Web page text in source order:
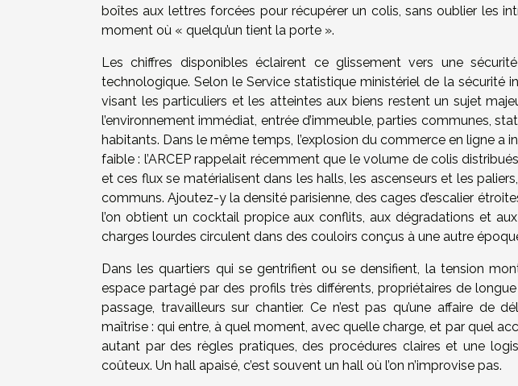
boîtes aux lettres forcées pour récupérer un colis, sans oublier les
moment où « quelqu’un tient la porte ».
Les chiffres disponibles éclairent ce glissement vers une
technologique. Selon le Service statistique ministériel de la sécurité
visant les particuliers et les atteintes aux biens restent un sujet
l’environnement immédiat, entrée d’immeuble, parties communes,
habitants. Dans le même temps, l’explosion du commerce en ligne a
faible : l’ARCEP rappelait récemment que le volume de colis
et ces flux se matérialisent dans les halls, les ascenseurs et les
communs. Ajoutez-y la densité parisienne, des cages d’escalier
l’on obtient un cocktail propice aux conflits, aux dégradations et
charges lourdes circulent dans des couloirs conçus à une autre
Dans les quartiers qui se gentrifient ou se densifient, la tension
espace partagé par des profils très différents, propriétaires de
passage, travailleurs sur chantier. Ce n’est pas qu’une affaire de
maîtrise : qui entre, à quel moment, avec quelle charge, et par quel
autant par des règles pratiques, des procédures claires et une
coûteux. Un hall apaisé, c’est souvent un hall où l’on n’improvise pas.